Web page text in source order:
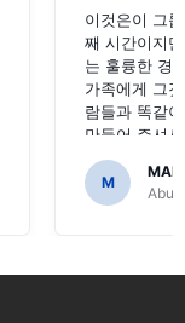
이것은이 그
째 시간이지
는 훌륭한 경
가족에게 그
람들과 똑같
만들어 주셔
M
Abu